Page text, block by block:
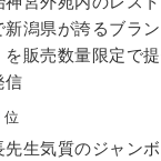
新潟県が誇るブラ
を販売数量限定で
信
位
先生気質のジャン